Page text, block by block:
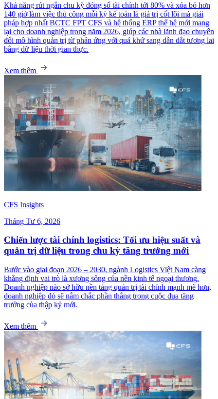
Khả năng rút ngắn chu kỳ đóng sổ tài chính tới 80% và xóa bỏ hơn
140 giờ làm việc thủ công mỗi kỳ kế toán là giá trị cốt lõi mà giải
pháp hợp nhất BCTC FPT CFS và hệ thống ERP thế hệ mới mang
lại cho doanh nghiệp trong năm 2026, giúp các nhà lãnh đạo chuyển
đổi mô hình quản trị từ phản ứng với quá khứ sang dẫn dắt tương lai
bằng dữ liệu thời gian thực.
Xem thêm
CFS Insights
Tháng Tư 6, 2026
Chiến lược tài chính logistics: Tối ưu hiệu suất và
quản trị dữ liệu trong chu kỳ tăng trưởng mới
Bước vào giai đoạn 2026 – 2030, ngành Logistics Việt Nam càng
khẳng định vai trò là xương sống của nền kinh tế ngoại thương.
Doanh nghiệp nào sở hữu nền tảng quản trị tài chính mạnh mẽ hơn,
doanh nghiệp đó sẽ nắm chắc phần thắng trong cuộc đua tăng
trưởng của thập kỷ mới.
Xem thêm